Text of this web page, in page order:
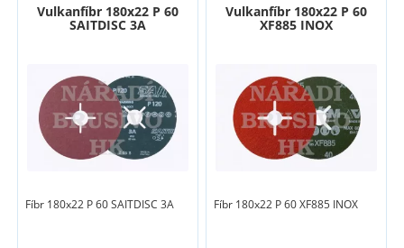
Vulkanfíbr 180x22 P 60
SAITDISC 3A
Fíbr 180x22 P 60 SAITDISC 3A
Vulkanfíbr 180x22 P 60
XF885 INOX
Fíbr 180x22 P 60 XF885 INOX